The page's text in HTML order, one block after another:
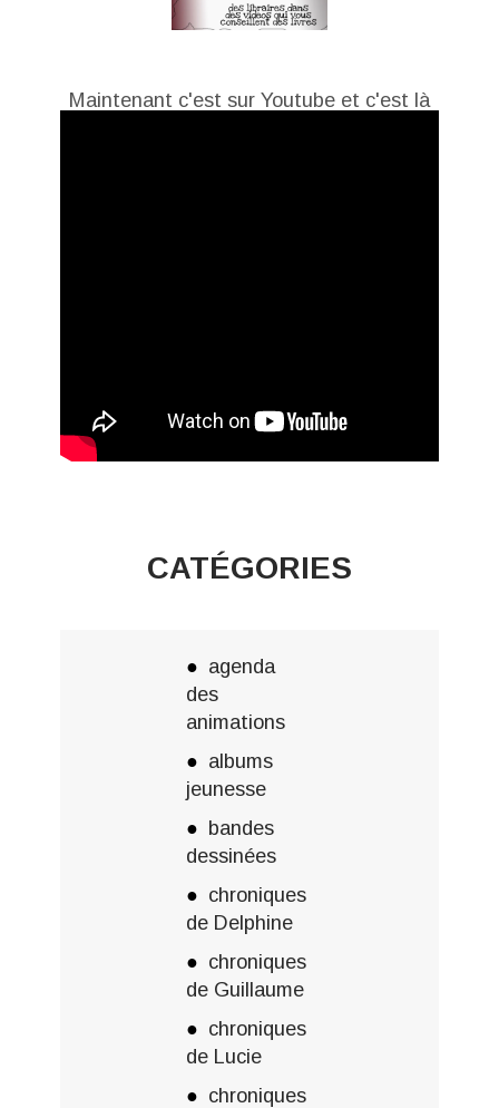
Maintenant c'est sur Youtube et c'est là
CATÉGORIES
agenda
des
animations
albums
jeunesse
bandes
dessinées
chroniques
de Delphine
chroniques
de Guillaume
chroniques
de Lucie
chroniques